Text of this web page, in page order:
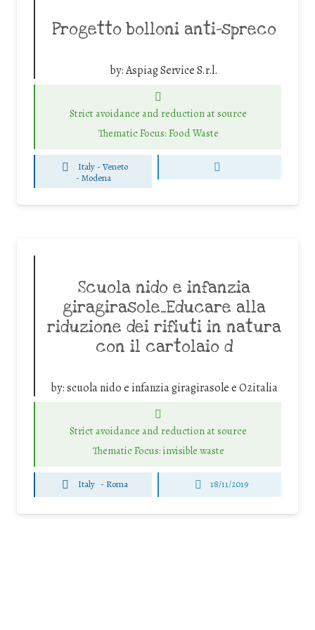
Progetto bolloni anti-spreco
by:Aspiag Service S.r.l.
Strict avoidance and reduction at source
Thematic Focus: Food Waste
Italy - Veneto
- Modena
Scuola nido e infanzia
giragirasole_Educare alla
riduzione dei rifiuti in natura
con il cartolaio d
by:scuola nido e infanzia giragirasole e O2italia
Strict avoidance and reduction at source
Thematic Focus: invisible waste
Italy - Roma 18/11/2019